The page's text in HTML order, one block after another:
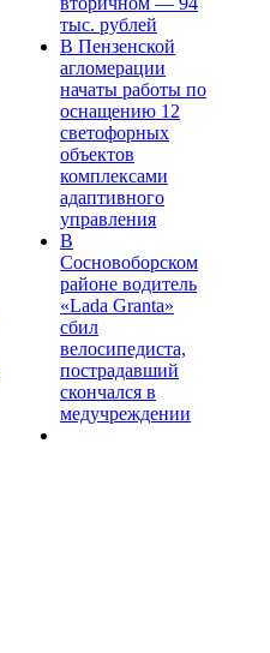
тыс. рублей
В Пензенской
агломерации
начаты работы по
оснащению 12
светофорных
объектов
комплексами
адаптивного
управления
В
Сосновоборском
районе водитель
«Lada Granta»
сбил
велосипедиста,
пострадавший
скончался в
медучреждении